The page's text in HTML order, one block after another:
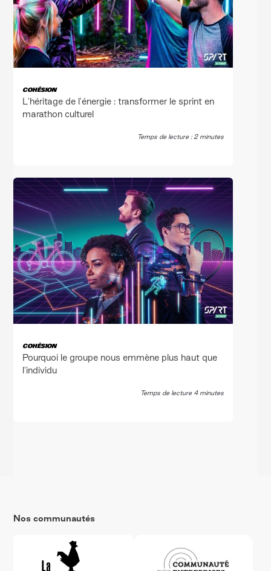
COHÉSION
L'héritage de l'énergie : transformer le sprint en
marathon culturel
Temps de lecture : 2 minutes
COHÉSION
Pourquoi le groupe nous emmène plus haut que
l'individu
Temps de lecture 4 minutes
Nos communautés